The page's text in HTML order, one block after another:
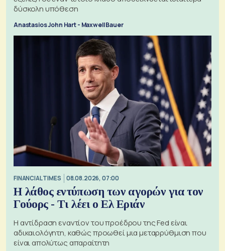
δύσκολη υπόθεση
Anastasios John Hart - Maxwell Bauer
FINANCIAL TIMES 08.08.2026, 07:00
Η λάθος εντύπωση των αγορών για τον
Γούορς - Τι λέει ο Ελ Εριάν
Η αντίδραση εναντίον του προέδρου της Fed είναι
αδικαιολόγητη, καθώς προωθεί μια μεταρρύθμιση που
είναι απολύτως απαραίτητη